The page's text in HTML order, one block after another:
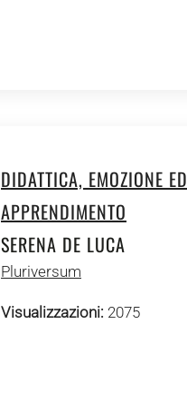
DIDATTICA, EMOZIONE ED
APPRENDIMENTO
SERENA DE LUCA
Pluriversum
Visualizzazioni: 2075